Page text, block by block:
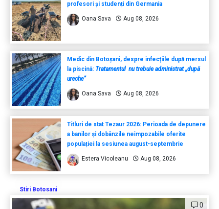
profesori și studenți din Germania
Oana Sava Aug 08, 2026
Medic din Botoșani, despre infecțiile după mersul
la piscină: Tratamentul nu trebuie administrat „după
ureche”
Oana Sava Aug 08, 2026
Titluri de stat Tezaur 2026: Perioada de depunere
a banilor și dobânzile neimpozabile oferite
populației la sesiunea august-septembrie
Estera Vicoleanu Aug 08, 2026
Stiri Botosani
0